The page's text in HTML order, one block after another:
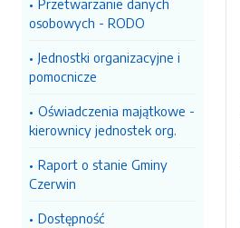
Przetwarzanie danych
osobowych - RODO
Jednostki organizacyjne i
pomocnicze
Oświadczenia majątkowe -
kierownicy jednostek org.
Raport o stanie Gminy
Czerwin
Dostępność